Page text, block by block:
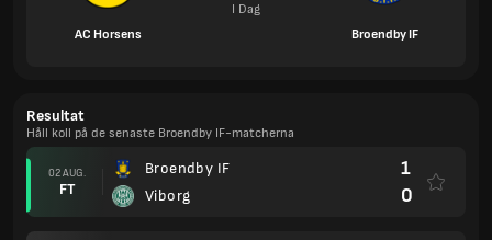
AC Horsens
I Dag
Broendby IF
Resultat
Håll koll på de senaste Broendby IF-matcherna
02 AUG.
FT
Broendby IF
Viborg
1
0